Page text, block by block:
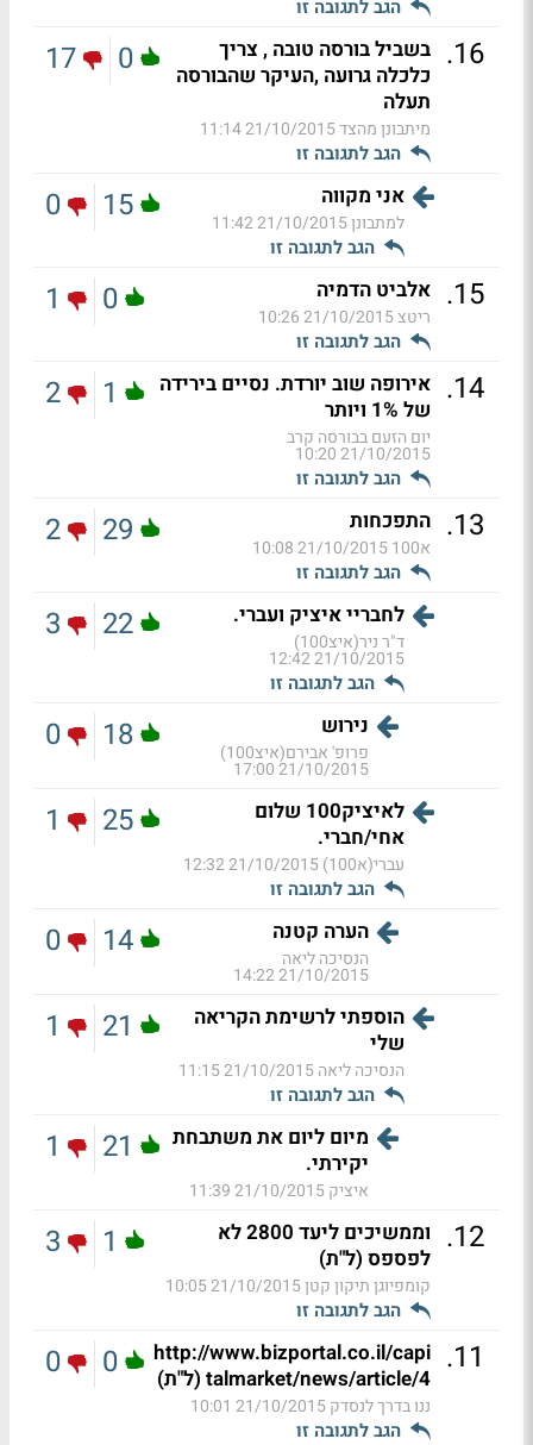
הגב לתגובה זו
16
. בשביל בורסה טובה , צריך
כלכלה גרועה ,העיקר שהבורסה
תעלה
מיתבונן מהצד21/10/2015 11:14
הגב לתגובה זו
0
17
אני מקווה
למתבונן21/10/2015 11:42
הגב לתגובה זו
15
0
15
. אלביט הדמיה
ריטצ21/10/2015 10:26
הגב לתגובה זו
0
1
14
. אירופה שוב יורדת. נסיים בירידה
של 1% ויותר
יום הזעם בבורסה קרב
21/10/2015 10:20
הגב לתגובה זו
1
2
13
. התפכחות
א100 21/10/2015 10:08
הגב לתגובה זו
29
2
לחבריי איציק ועברי.
ד"ר ניר(איצ100)
21/10/2015 12:42
הגב לתגובה זו
22
3
נירוש
פרופ' אבירם(איצ100)
21/10/2015 17:00
18
0
לאיציק100 שלום
אחי/חברי.
עברי(א100) 21/10/2015 12:32
הגב לתגובה זו
25
1
הערה קטנה
הנסיכה ליאה
21/10/2015 14:22
14
0
הוספתי לרשימת הקריאה
שלי
הנסיכה ליאה21/10/2015 11:15
הגב לתגובה זו
21
1
מיום ליום את משתבחת
יקירתי.
איציק21/10/2015 11:39
21
1
12
.
וממשיכים ליעד 2800 לא
לפספס (ל"ת)
קומפיוגן תיקון קטן21/10/2015 10:05
הגב לתגובה זו
1
3
11
.
http://www.bizportal.co.il/capi
talmarket/news/article/4 (ל"ת)
ננו בדרך לנסדק21/10/2015 10:01
הגב לתגובה זו
0
0